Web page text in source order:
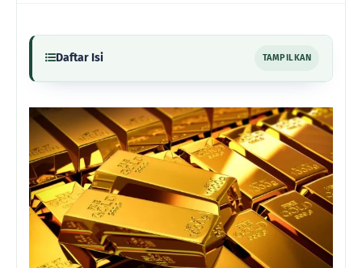
Daftar Isi TAMPILKAN